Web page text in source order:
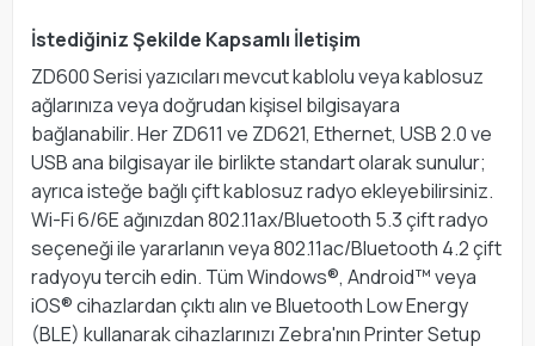
İstediğiniz Şekilde Kapsamlı İletişim
ZD600 Serisi yazıcıları mevcut kablolu veya kablosuz
ağlarınıza veya doğrudan kişisel bilgisayara
bağlanabilir. Her ZD611 ve ZD621, Ethernet, USB 2.0 ve
USB ana bilgisayar ile birlikte standart olarak sunulur;
ayrıca isteğe bağlı çift kablosuz radyo ekleyebilirsiniz.
Wi-Fi 6/6E ağınızdan 802.11ax/Bluetooth 5.3 çift radyo
seçeneği ile yararlanın veya 802.11ac/Bluetooth 4.2 çift
radyoyu tercih edin. Tüm Windows®, Android™ veya
iOS® cihazlardan çıktı alın ve Bluetooth Low Energy
(BLE) kullanarak cihazlarınızı Zebra'nın Printer Setup